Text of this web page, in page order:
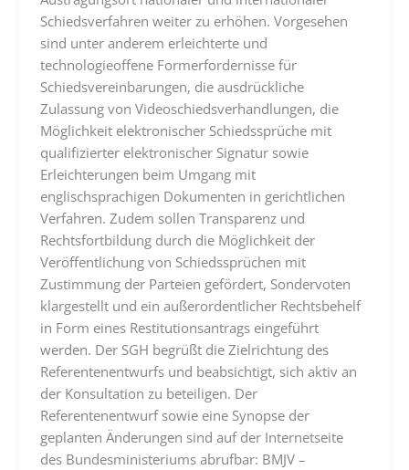
Schiedsverfahren weiter zu erhöhen. Vorgesehen
sind unter anderem erleichterte und
technologieoffene Formerfordernisse für
Schiedsvereinbarungen, die ausdrückliche
Zulassung von Videoschiedsverhandlungen, die
Möglichkeit elektronischer Schiedssprüche mit
qualifizierter elektronischer Signatur sowie
Erleichterungen beim Umgang mit
englischsprachigen Dokumenten in gerichtlichen
Verfahren. Zudem sollen Transparenz und
Rechtsfortbildung durch die Möglichkeit der
Veröffentlichung von Schiedssprüchen mit
Zustimmung der Parteien gefördert, Sondervoten
klargestellt und ein außerordentlicher Rechtsbehelf
in Form eines Restitutionsantrags eingeführt
werden. Der SGH begrüßt die Zielrichtung des
Referentenentwurfs und beabsichtigt, sich aktiv an
der Konsultation zu beteiligen. Der
Referentenentwurf sowie eine Synopse der
geplanten Änderungen sind auf der Internetseite
des Bundesministeriums abrufbar: BMJV –